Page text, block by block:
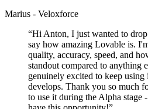
Marius - Veloxforce
“Hi Anton, I just wanted to
say how amazing Lovable is.
quality, accuracy, speed, and
standout compared to anything
genuinely excited to keep using
develops. Thank you so much
to use it during the Alpha stage